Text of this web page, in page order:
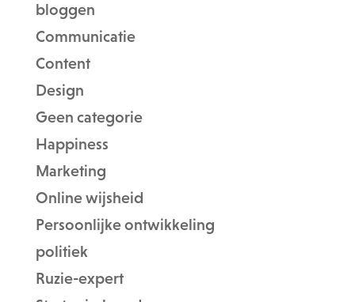
bloggen
Communicatie
Content
Design
Geen categorie
Happiness
Marketing
Online wijsheid
Persoonlijke ontwikkeling
politiek
Ruzie-expert